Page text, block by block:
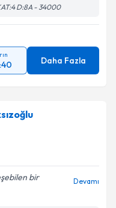
D:8A - 34000
Daha Fazla
bir
Devamı